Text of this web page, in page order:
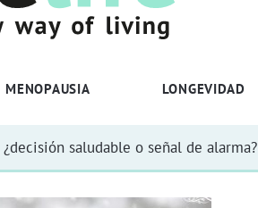
MENOPAUSIA LONGEVIDAD
saludable o señal de alarma?